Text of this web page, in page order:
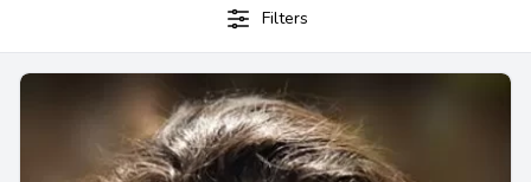
la deportación, la obtención de la ciudadanía y más.Los
abogados de inmigración en Estados Unidos desempeñan un
navegar el complejo sistema de leyes y regulaciones migratorias
Filters